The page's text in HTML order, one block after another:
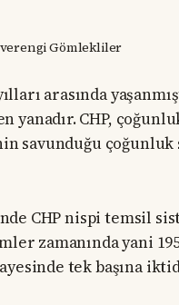
Gömlekliler
arasında
CHP,
savunduğu
CHP nispi temsil
zamanında yani
tek başına